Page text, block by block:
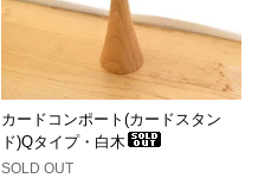
カードコンポート(カードスタン
ド)Qタイプ・白木
SOLD OUT